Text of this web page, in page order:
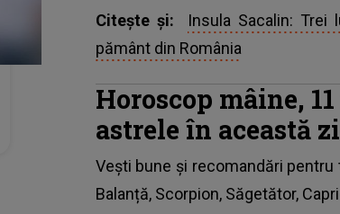
Citește și: Insula Sacalin:
pământ din România
Horoscop mâine,
astrele în această
Vești bune și recomandări pentru
Balanță, Scorpion, Săgetător,